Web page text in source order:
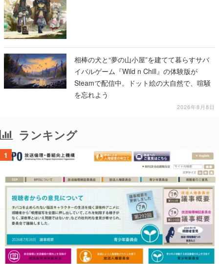
相棒の犬と“夢の山小屋”を建てて暮らすサバ
イバルゲーム『Wild n Chill』の体験版が
Steamで配信中。ドット絵の大自然で、喧騒
を忘れよう
2026年8月8日
ランキング
1